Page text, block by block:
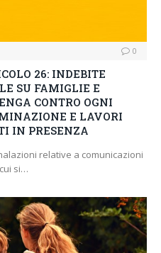
0
26: INDEBITE
SU FAMIGLIE E
CONTRO OGNI
E LAVORI
IN PRESENZA
relative a comunicazioni
si…